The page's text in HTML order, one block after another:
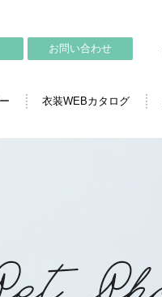
衣装WEBカタログ
お問い合わせ